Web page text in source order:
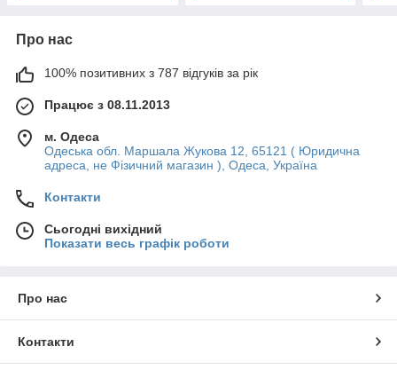
Про нас
100% позитивних з 787 відгуків за рік
Працює з 08.11.2013
м. Одеса
Одеська обл. Маршала Жукова 12, 65121 ( Юридична
адреса, не Фізичний магазин ), Одеса, Україна
Контакти
Сьогодні вихідний
Показати весь графік роботи
Про нас
Контакти